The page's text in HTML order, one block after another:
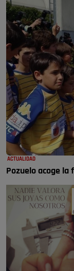
ACTUALIDAD
Pozuelo acoge la